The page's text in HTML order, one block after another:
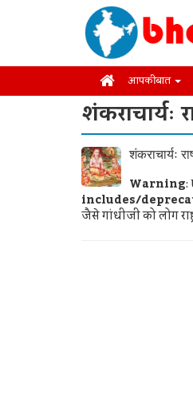
आपकी बात
शंकराचार्यः
शंकराचार्यः
Warning:
includes/
जैसे गांधीजी को लोग